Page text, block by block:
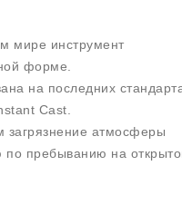
мире инструмент
форме.
на последних
Cast.
загрязнение атмосферы
по пребыванию на